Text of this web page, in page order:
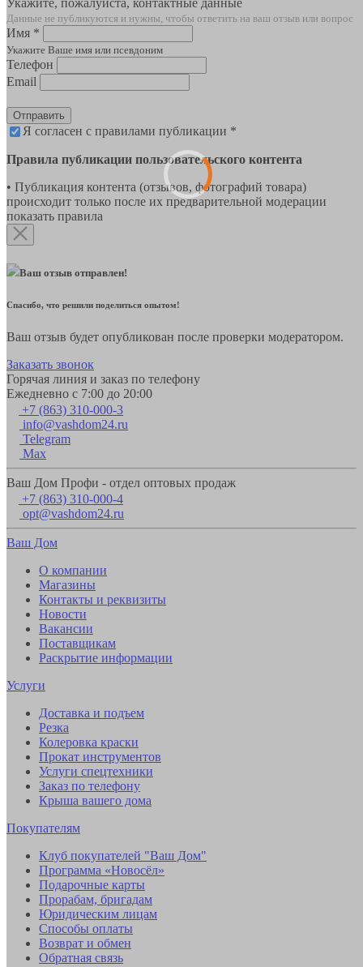
Данные не публикуются и нужны, чтобы ответить на ваш отзыв или вопрос
Имя *
Укажите Ваше имя или псевдоним
Телефон
Email
Отправить
Я согласен с правилами публикации *
Правила публикации пользовательского контента
• Публикация контента (отзывов, фотографий товара)
происходит только после их предварительной модерации
показать правила
Ваш отзыв отправлен!
Спасибо, что решили поделиться опытом!
Ваш отзыв будет опубликован после проверки модератором.
Заказать звонок
Горячая линия и заказ по телефону
Ежедневно с 7:00 до 20:00
+7 (863) 310-000-3
info@vashdom24.ru
Telegram
Max
Ваш Дом Профи - отдел оптовых продаж
+7 (863) 310-000-4
opt@vashdom24.ru
Ваш Дом
О компании
Магазины
Контакты и реквизиты
Новости
Вакансии
Поставщикам
Раскрытие информации
Услуги
Доставка и подъем
Резка
Колеровка краски
Прокат инструментов
Услуги спецтехники
Заказ по телефону
Крыша вашего дома
Покупателям
Клуб покупателей "Ваш Дом"
Программа «Новосёл»
Подарочные карты
Прорабам, бригадам
Юридическим лицам
Способы оплаты
Возврат и обмен
Обратная связь